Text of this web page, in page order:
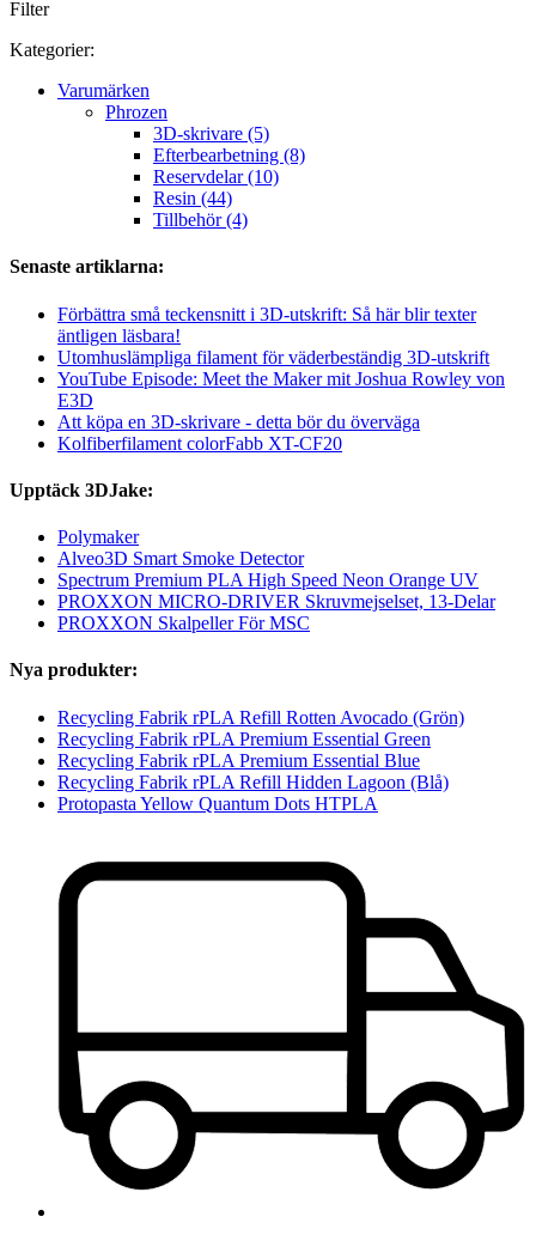
Filter
Kategorier:
Varumärken
Phrozen
3D-skrivare (5)
Efterbearbetning (8)
Reservdelar (10)
Resin (44)
Tillbehör (4)
Senaste artiklarna:
Förbättra små teckensnitt i 3D-utskrift: Så här blir texter
äntligen läsbara!
Utomhuslämpliga filament för väderbeständig 3D-utskrift
YouTube Episode: Meet the Maker mit Joshua Rowley von
E3D
Att köpa en 3D-skrivare - detta bör du överväga
Kolfiberfilament colorFabb XT-CF20
Upptäck 3DJake:
Polymaker
Alveo3D Smart Smoke Detector
Spectrum Premium PLA High Speed Neon Orange UV
PROXXON MICRO-DRIVER Skruvmejselset, 13-Delar
PROXXON Skalpeller För MSC
Nya produkter:
Recycling Fabrik rPLA Refill Rotten Avocado (Grön)
Recycling Fabrik rPLA Premium Essential Green
Recycling Fabrik rPLA Premium Essential Blue
Recycling Fabrik rPLA Refill Hidden Lagoon (Blå)
Protopasta Yellow Quantum Dots HTPLA